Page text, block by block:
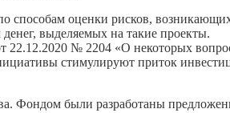
способам оценки рисков,
выделяемых на такие проекты.
22.12.2020 № 2204 «О некоторых
стимулируют приток
Фондом были разработаны